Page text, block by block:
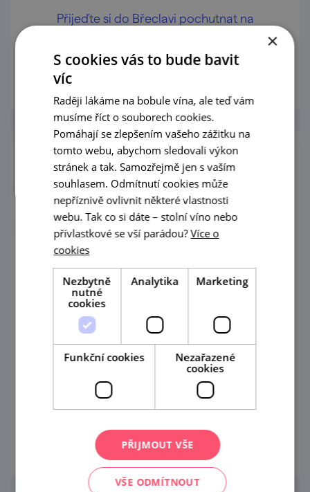
Přijeďte si do Břeclavi pochutnat na
prohlédnout
NaVíno fest
Vinařský festival v Břeclavi
prohlédnout
×
S cookies vás to bude bavit
víc
Raději lákáme na bobule vína, ale teď vám
musíme říct o souborech cookies.
Pomáhají se zlepšením vašeho zážitku na
tomto webu, abychom sledovali výkon
stránek a tak. Samozřejmě jen s vaším
souhlasem. Odmítnutí cookies může
nepříznivě ovlivnit některé vlastnosti
webu. Tak co si dáte – stolní víno nebo
přívlastkové se vší parádou?Více o
cookies
Nezbytně
nutné
cookies
Analytika Marketing
Funkční cookies
Nezařazené
cookies
PŘIJMOUT VŠE
VŠE ODMÍTNOUT